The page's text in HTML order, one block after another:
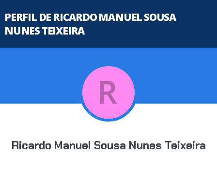
PERFIL DE RICARDO MANUEL SOUSA
NUNES TEIXEIRA
Ricardo Manuel Sousa Nunes Teixeira